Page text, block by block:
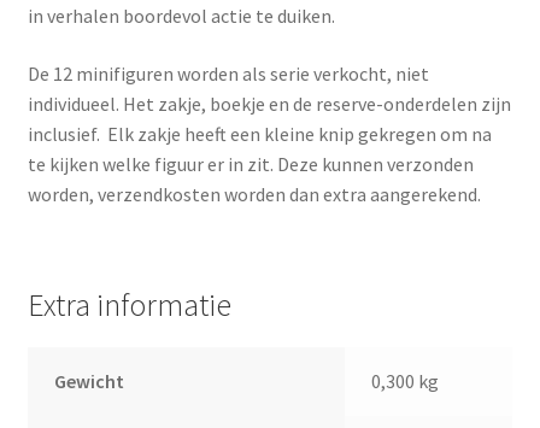
in verhalen boordevol actie te duiken.
De 12 minifiguren worden als serie verkocht, niet
individueel. Het zakje, boekje en de reserve-onderdelen zijn
inclusief. Elk zakje heeft een kleine knip gekregen om na
te kijken welke figuur er in zit. Deze kunnen verzonden
worden, verzendkosten worden dan extra aangerekend.
Extra informatie
Gewicht 0,300 kg